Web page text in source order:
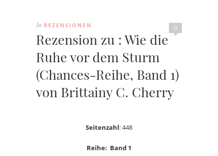
0
In REZENSIONEN
Rezension zu : Wie die
Ruhe vor dem Sturm
(Chances-Reihe, Band 1)
von Brittainy C. Cherry
Seitenzahl: 448
Reihe: Band 1